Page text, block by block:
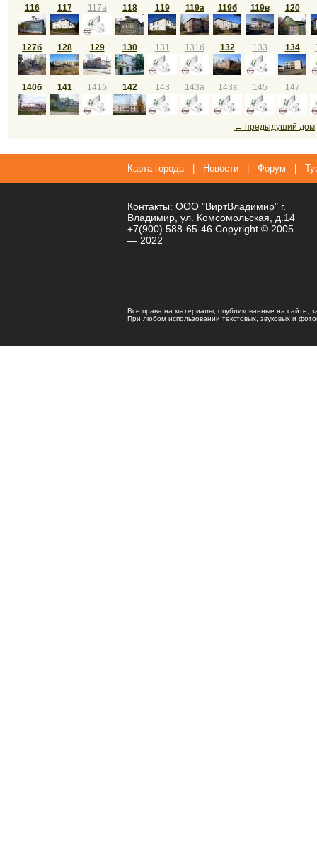
116 117 117а 118 119 119а 119б 119в 120
127б 128 129 130 131 131б 132 133 134
140б 141 141б 142 143 143а 143в 145 147
← предыдуший дом
Карта города Новости Форум
Контакты: ООО "ВиртВладимир" г.
Владимир, ул. Комсомольская, д.14
+7(900) 588-65-46 Copyright © 2005
— 2022
Все права на материалы, опубликованные на сайте,
При любом использовании текстовых, звуковых и